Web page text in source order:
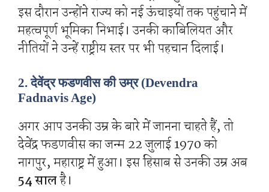
इस दौरान उन्होंने राज्य को नई ऊंचाइयों तक पहुंचाने में
महत्वपूर्ण भूमिका निभाई। उनकी काबिलियत और
नीतियों ने उन्हें राष्ट्रीय स्तर पर भी पहचान दिलाई।
2. देवेंद्र फडणवीस की उम्र (Devendra
Fadnavis Age)
अगर आप उनकी उम्र के बारे में जानना चाहते हैं, तो
देवेंद्र फडणवीस का जन्म 22 जुलाई 1970 को
नागपुर, महाराष्ट्र में हुआ। इस हिसाब से उनकी उम्र अब
54 सालहै।